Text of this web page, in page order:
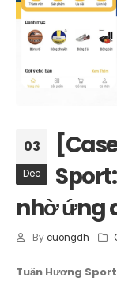
03
Dec
nhờ ứng
By cuongdh
Tuấn Hương Sport